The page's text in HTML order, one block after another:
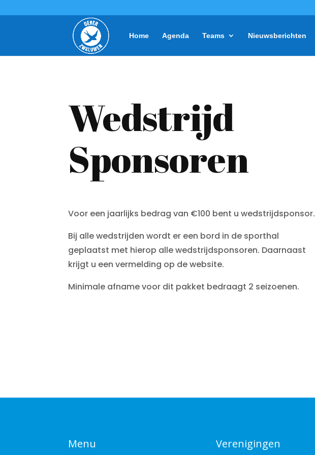
Home Agenda Teams Nieuwsberichten
Wedstrijd
Sponsoren
Voor een jaarlijks bedrag van €100 bent u wedstrijdsponsor.
Bij alle wedstrijden wordt er een bord in de sporthal
geplaatst met hierop alle wedstrijdsponsoren. Daarnaast
krijgt u een vermelding op de website.
Minimale afname voor dit pakket bedraagt 2 seizoenen.
Menu Verenigingen